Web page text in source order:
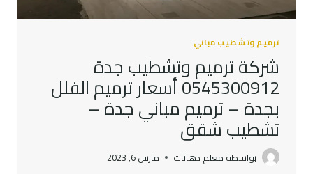
ترميم وتشطيب مباني
شركة ترميم وتشطيب جدة
0545300912 أسعار ترميم الفلل
بجدة – ترميم مباني جدة –
تشطيب شقق
بواسطة معلم دهانات مارس 6, 2023